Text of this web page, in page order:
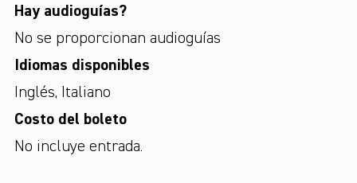
Hay audioguías?
No se proporcionan audioguías
Idiomas disponibles
Inglés, Italiano
Costo del boleto
No incluye entrada.